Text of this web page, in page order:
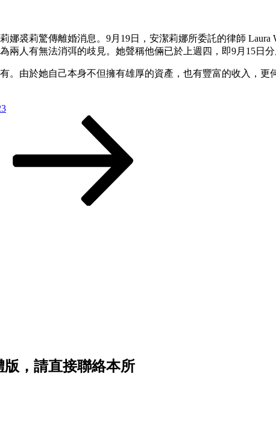
裘莉驚傳離婚消息。9月19日，安潔莉娜所委託的律師 Laura
兩人有無法消弭的歧見。她聲稱他倆已於上週四，即9月15日分
。由於她自己本身不但擁有雄厚的資產，也有豐富的收入，
，請直接聯絡本所